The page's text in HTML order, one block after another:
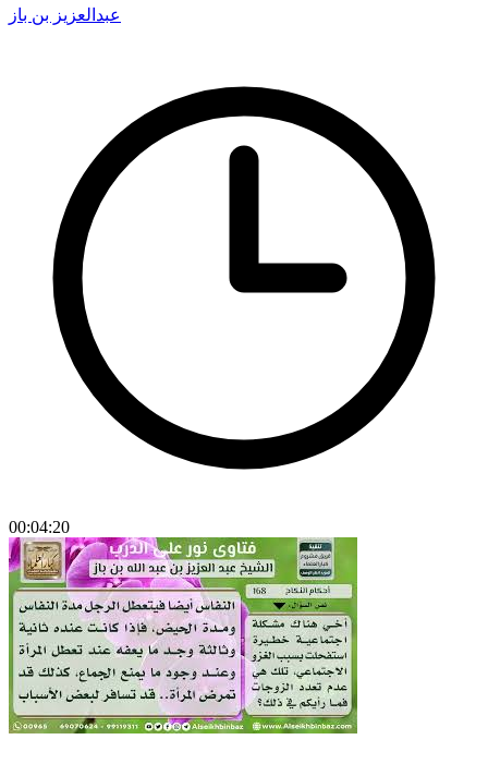
عبدالعزيز بن باز
00:04:20